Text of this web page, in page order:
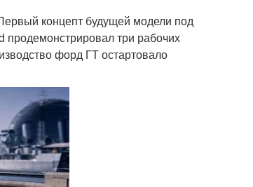
концепт будущей модели под
продемонстрировал три рабочих
форд ГТ остартовало